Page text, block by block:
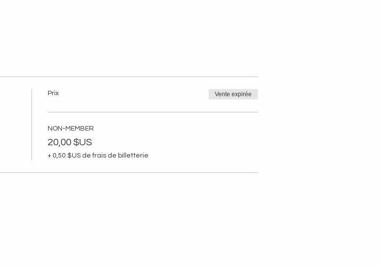
Prix Vente expirée
NON-MEMBER
20,00 $US
+ 0,50 $US de frais de billetterie